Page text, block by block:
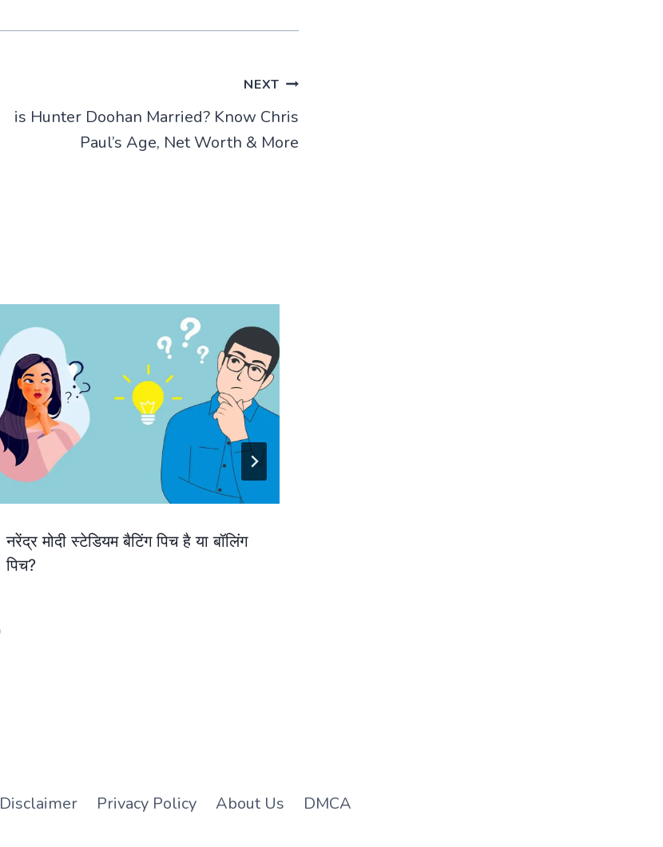
NEXT
is Hunter Doohan Married? Know Chris
Paul’s Age, Net Worth & More
नरेंद्र मोदी स्टेडियम बैटिंग पिच है या बॉलिंग
पिच?
Disclaimer Privacy Policy About Us DMCA